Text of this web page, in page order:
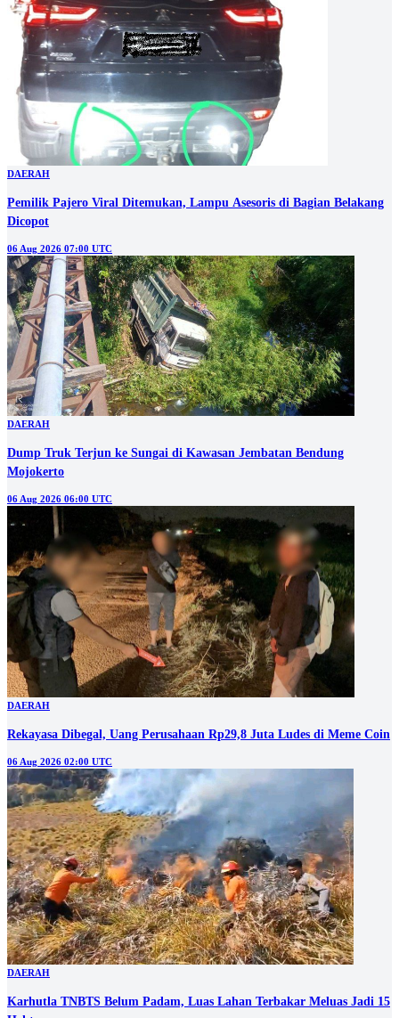
DAERAH
Pemilik Pajero Viral Ditemukan, Lampu Asesoris di Bagian Belakang
Dicopot
06 Aug 2026 07:00 UTC
DAERAH
Dump Truk Terjun ke Sungai di Kawasan Jembatan Bendung
Mojokerto
06 Aug 2026 06:00 UTC
DAERAH
Rekayasa Dibegal, Uang Perusahaan Rp29,8 Juta Ludes di Meme Coin
06 Aug 2026 02:00 UTC
DAERAH
Karhutla TNBTS Belum Padam, Luas Lahan Terbakar Meluas Jadi 15